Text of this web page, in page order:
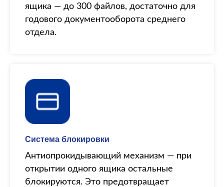
ящика — до 300 файлов, достаточно для
годового документооборота среднего
отдела.
Система блокировки
Антиопрокидывающий механизм — при
открытии одного ящика остальные
блокируются. Это предотвращает